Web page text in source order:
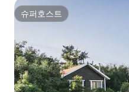
슈퍼호스트
슈퍼호스트